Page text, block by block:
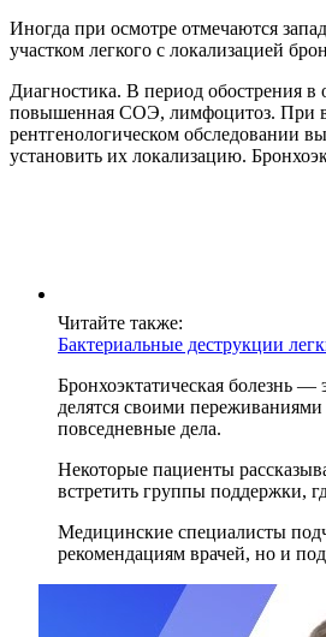
Иногда при осмотре отмечаются
участком легкого с локализацией
Диагностика. В период обострения
повышенная СОЭ, лимфоцитоз. При
рентгенологическом обследовании
установить их локализацию.
Читайте также:
Бактериальные деструкции
Бронхоэктатическая болезнь
делятся своими
повседневные дела.
Некоторые пациенты
встретить группы поддержки,
Медицинские специалисты
рекомендациям врачей, но и